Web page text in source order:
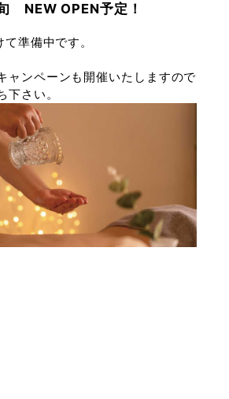
NEW OPEN予定！
準備中です。
ャンペーンも開催いたしますので
下さい。